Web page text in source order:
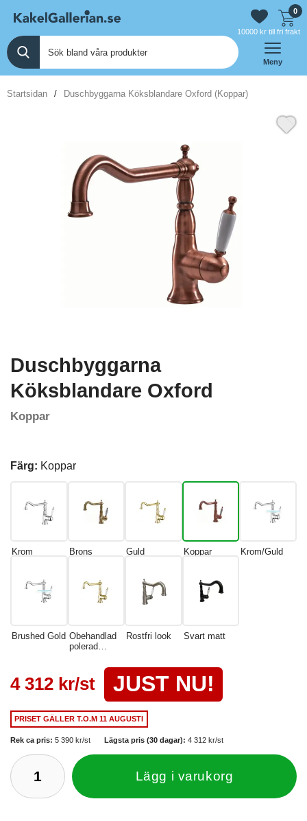
0
10000 kr till fri frakt
Meny
Startsidan Duschbyggarna Köksblandare Oxford (Koppar)
Duschbyggarna
Köksblandare Oxford
Koppar
Färg: Koppar
Krom Brons Guld Koppar Krom/Guld
Brushed Gold Obehandlad
polerad
Rostfri look Svart matt
4 312 kr/st JUST NU!
PRISET GÄLLERT.O.M 11 AUGUSTI
Rek ca pris: 5 390 kr/st Lägsta pris (30 dagar): 4 312 kr/st
Lägg i varukorg